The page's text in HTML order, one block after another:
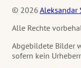
© 2026 Aleksandar
Alle Rechte
Abgebildete Bilder
sofern kein